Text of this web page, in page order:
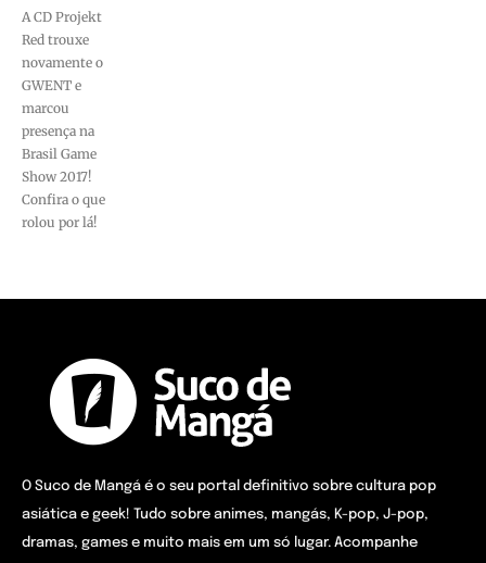
A CD Projekt
Red trouxe
novamente o
GWENT e
marcou
presença na
Brasil Game
Show 2017!
Confira o que
rolou por lá!
O Suco de Mangá é o seu portal definitivo sobre cultura pop
asiática e geek! Tudo sobre animes, mangás, K-pop, J-pop,
dramas, games e muito mais em um só lugar. Acompanhe